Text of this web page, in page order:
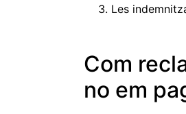
Les
Com
no em